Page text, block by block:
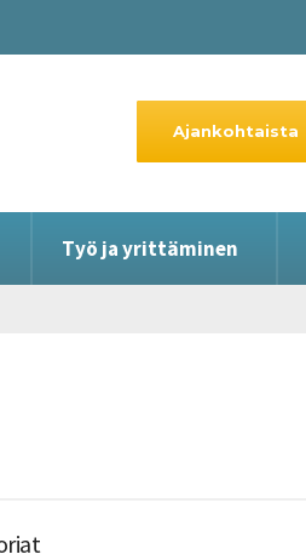
Työ ja yrittäminen
Ajankohtaista